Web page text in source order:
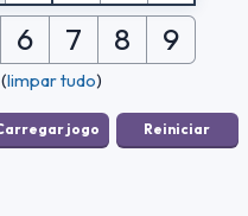
6 7 8 9
(limpar tudo)